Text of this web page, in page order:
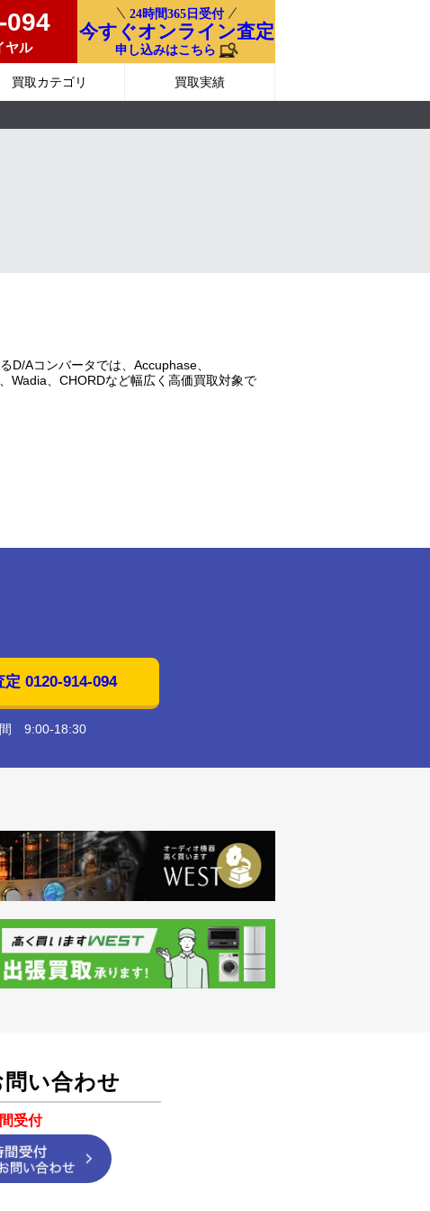
094
ヤル
24時間365日受付
今すぐオンライン査定
申し込みはこちら
買取カテゴリ 買取実績
D/Aコンバータでは、Accuphase、
Wadia、CHORDなど幅広く高価買取対象で
定 0120-914-094
9:00-18:30
い合わせ
受付